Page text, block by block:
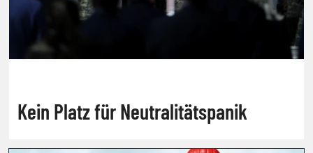
Kein Platz für Neutralitätspanik